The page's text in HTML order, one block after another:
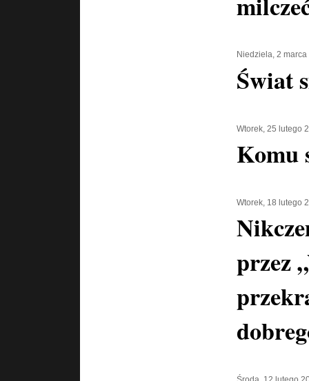
Niedziela, 2
Świat
Wtorek, 25 lutego
Komu
Wtorek, 18 lutego
przez